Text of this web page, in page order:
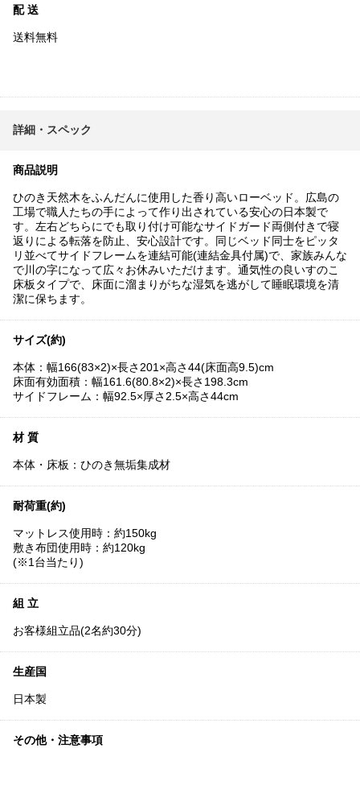
配 送
送料無料
詳細・スペック
商品説明
ひのき天然木をふんだんに使用した香り高いローベッド。広島の
工場で職人たちの手によって作り出されている安心の日本製で
す。左右どちらにでも取り付け可能なサイドガード両側付きで寝
返りによる転落を防止、安心設計です。同じベッド同士をピッタ
リ並べてサイドフレームを連結可能(連結金具付属)で、家族みんな
で川の字になって広々お休みいただけます。通気性の良いすのこ
床板タイプで、床面に溜まりがちな湿気を逃がして睡眠環境を清
潔に保ちます。
サイズ(約)
本体：幅166(83×2)×長さ201×高さ44(床面高9.5)cm
床面有効面積：幅161.6(80.8×2)×長さ198.3cm
サイドフレーム：幅92.5×厚さ2.5×高さ44cm
材 質
本体・床板：ひのき無垢集成材
耐荷重(約)
マットレス使用時：約150kg
敷き布団使用時：約120kg
(※1台当たり)
組 立
お客様組立品(2名約30分)
生産国
日本製
その他・注意事項